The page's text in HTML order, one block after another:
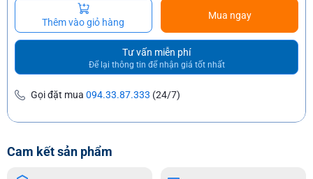
Thêm vào giỏ hàng
Mua ngay
Tư vấn miễn phí
Để lại thông tin để nhận giá tốt nhất
Gọi đặt mua 094.33.87.333 (24/7)
Cam kết sản phẩm